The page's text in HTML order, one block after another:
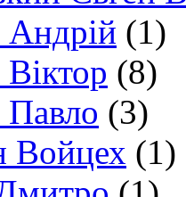
Андрій (1)
(8)
Павло (3)
Войцех (1)